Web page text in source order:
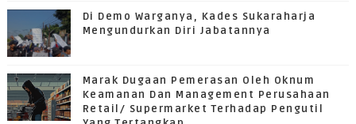
Di Demo Warganya, Kades Sukaraharja
Mengundurkan Diri Jabatannya
Marak Dugaan Pemerasan Oleh Oknum
Keamanan Dan Management Perusahaan
Retail/ Supermarket Terhadap Pengutil